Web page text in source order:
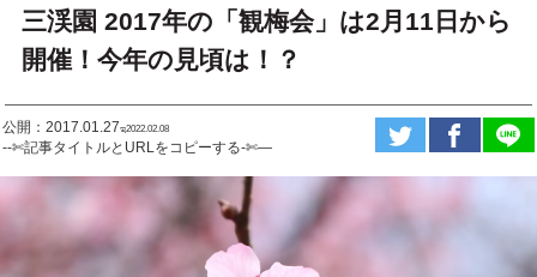
三渓園 2017年の「観梅会」は2月11日から
開催！今年の見頃は！？
公開：2017.01.27ಇ2022.02.08
--✄記事タイトルとURLをコピーする-✄—